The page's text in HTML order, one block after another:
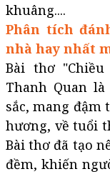
khuâng....
Phân tích
nhà hay nhất
Bài thơ
Thanh Quan
sắc, mang đậm
hương, về tuổi
Bài thơ đã tạo
đềm, khiến